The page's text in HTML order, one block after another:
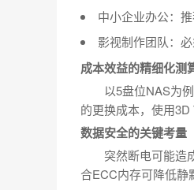
中小企业办公：
影视制作团队：
成本效益的精细化测
以5盘位NAS为
的更换成本，使用3D
数据安全的关键考量
突然断电可能造
合ECC内存可降低静